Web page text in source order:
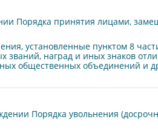
Порядка принятия лицами,
установленные пунктом 8
званий, наград и иных знаков
общественных объединений и
Порядка увольнения